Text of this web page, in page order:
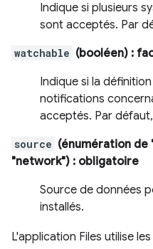
Indique si plusieurs
sont acceptés. Par
watchable (booléen) :
Indique si la
notifications
acceptés. Par
source (énumération de
"network") : obligatoire
Source de données
installés.
L'application Files utilise